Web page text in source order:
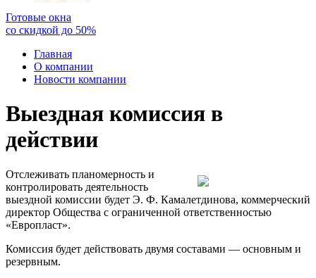
Готовые окна
со скидкой до 50%
Главная
О компании
Новости компании
Выездная комиссия в
действии
Отслеживать планомерность и
контролировать деятельность
выездной комиссии будет Э. Ф. Камалетдинова, коммерческий
директор Общества с ограниченной ответственностью
«Европласт».
Комиссия будет действовать двумя составами — основным и
резервным.